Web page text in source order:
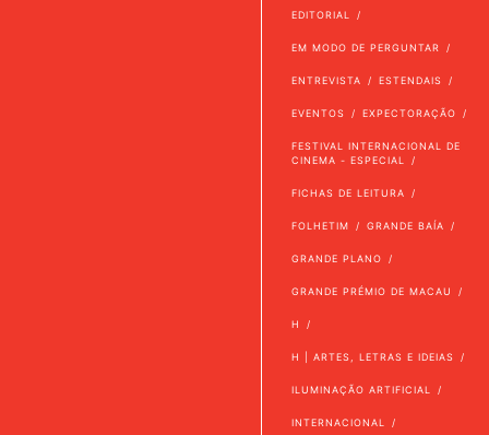
EDITORIAL
EM MODO DE PERGUNTAR
ENTREVISTA ESTENDAIS
EVENTOS EXPECTORAÇÃO
FESTIVAL INTERNACIONAL DE
CINEMA - ESPECIAL
FICHAS DE LEITURA
FOLHETIM GRANDE BAÍA
GRANDE PLANO
GRANDE PRÉMIO DE MACAU
H
H | ARTES, LETRAS E IDEIAS
ILUMINAÇÃO ARTIFICIAL
INTERNACIONAL